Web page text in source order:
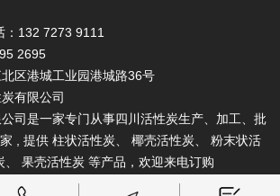
：132 7273 9111
2695
区港城工业园港城路36号
有限公司
司是一家专门从事四川活性炭生产、加工、批
, 提供柱状活性炭 、椰壳活性炭 、粉末状活
、果壳活性炭 等产品，欢迎来电订购